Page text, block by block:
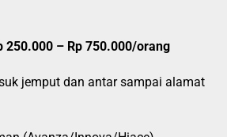
250.000 – Rp 750.000/orang
jemput dan antar sampai alamat